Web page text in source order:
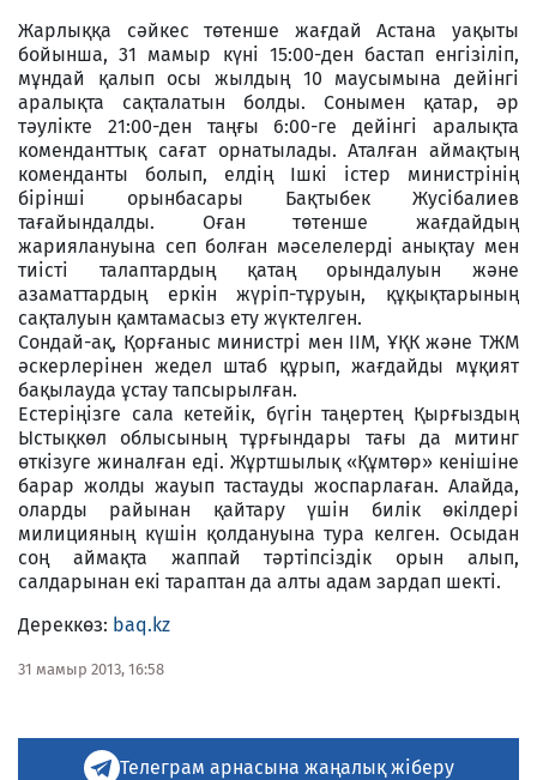
Жарлыққа сәйкес төтенше жағдай Астана уақыты
бойынша, 31 мамыр күні 15:00-ден бастап енгізіліп,
мұндай қалып осы жылдың 10 маусымына дейінгі
аралықта сақталатын болды. Сонымен қатар, әр
тәулікте 21:00-ден таңғы 6:00-ге дейінгі аралықта
коменданттық сағат орнатылады. Аталған аймақтың
коменданты болып, елдің Ішкі істер министрінің
бірінші орынбасары Бақтыбек Жусібалиев
тағайындалды. Оған төтенше жағдайдың
жариялануына сеп болған мәселелерді анықтау мен
тиісті талаптардың қатаң орындалуын және
азаматтардың еркін жүріп-тұруын, құқықтарының
сақталуын қамтамасыз ету жүктелген.
Сондай-ақ, Қорғаныс министрі мен ІІМ, ҰҚК және ТЖМ
әскерлерінен жедел штаб құрып, жағдайды мұқият
бақылауда ұстау тапсырылған.
Естеріңізге сала кетейік, бүгін таңертең Қырғыздың
Ыстықкөл облысының тұрғындары тағы да митинг
өткізуге жиналған еді. Жұртшылық «Құмтөр» кенішіне
барар жолды жауып тастауды жоспарлаған. Алайда,
оларды райынан қайтару үшін билік өкілдері
милицияның күшін қолдануына тура келген. Осыдан
соң аймақта жаппай тәртіпсіздік орын алып,
салдарынан екі тараптан да алты адам зардап шекті.
Дереккөз: baq.kz
31 мамыр 2013, 16:58
Телеграм арнасына жаңалық жіберу